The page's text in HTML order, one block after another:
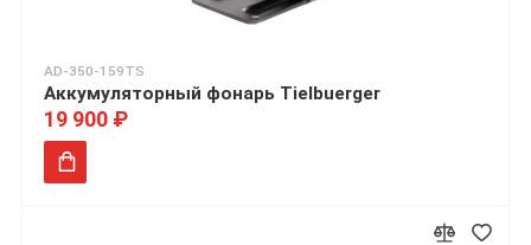
AD-350-159TS
Аккумуляторный фонарь Tielbuerger
19 900 ₽